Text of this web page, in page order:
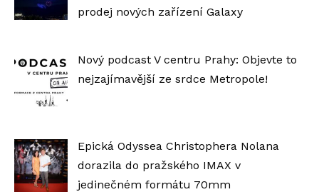
prodej nových zařízení Galaxy
Nový podcast V centru Prahy: Objevte to
nejzajímavější ze srdce Metropole!
Epická Odyssea Christophera Nolana
dorazila do pražského IMAX v
jedinečném formátu 70mm